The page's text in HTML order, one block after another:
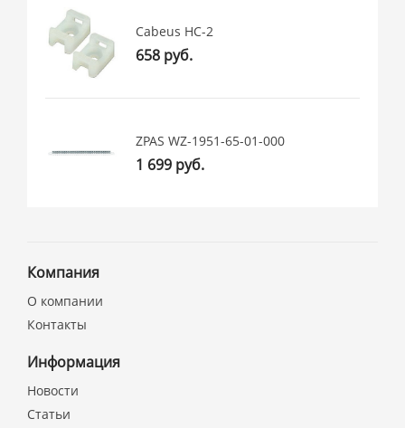
Cabeus HC-2
658 руб.
ZPAS WZ-1951-65-01-000
1 699 руб.
Компания
О компании
Контакты
Информация
Новости
Статьи